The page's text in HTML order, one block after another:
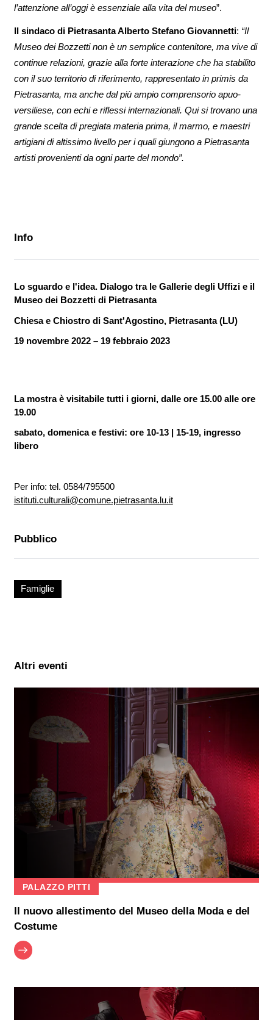
l’attenzione all’oggi è essenziale alla vita del museo”.
Il sindaco di Pietrasanta Alberto Stefano Giovannetti: “Il
Museo dei Bozzetti non è un semplice contenitore, ma vive di
continue relazioni, grazie alla forte interazione che ha stabilito
con il suo territorio di riferimento, rappresentato in primis da
Pietrasanta, ma anche dal più ampio comprensorio apuo-
versiliese, con echi e riflessi internazionali. Qui si trovano una
grande scelta di pregiata materia prima, il marmo, e maestri
artigiani di altissimo livello per i quali giungono a Pietrasanta
artisti provenienti da ogni parte del mondo”.
Info
Lo sguardo e l'idea. Dialogo tra le Gallerie degli Uffizi e il
Museo dei Bozzetti di Pietrasanta
Chiesa e Chiostro di Sant'Agostino, Pietrasanta (LU)
19 novembre 2022 – 19 febbraio 2023
La mostra è visitabile tutti i giorni, dalle ore 15.00 alle ore
19.00
sabato, domenica e festivi: ore 10-13 | 15-19, ingresso
libero
Per info: tel. 0584/795500
istituti.culturali@comune.pietrasanta.lu.it
Pubblico
Famiglie
Altri eventi
PALAZZO PITTI
Il nuovo allestimento del Museo della Moda e del
Costume